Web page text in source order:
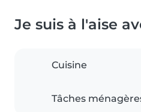
Je suis à l'aise
Cuisine
Tâches